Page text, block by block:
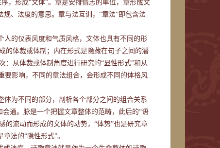
，形成“文体”。章是安排情志的单位，章形成文
、法度的意思。章与法互训，“章法”即包含法
的仪表风度和气质风格，文体也具有不同的形
的体裁或体制；内在形式是隐藏在句子之间的潜
从体裁或体制角度进行研究的“显性形式”和从
要影响，不同的章法组合，会形成不同的体格风
为不同的部分，剖析各个部分之间的组合关系
通。脉是一个把握文章整体的范畴，此后的“语
的流动而形成的文体的动势，“体势”也是研究章
法的“隐性形式”。